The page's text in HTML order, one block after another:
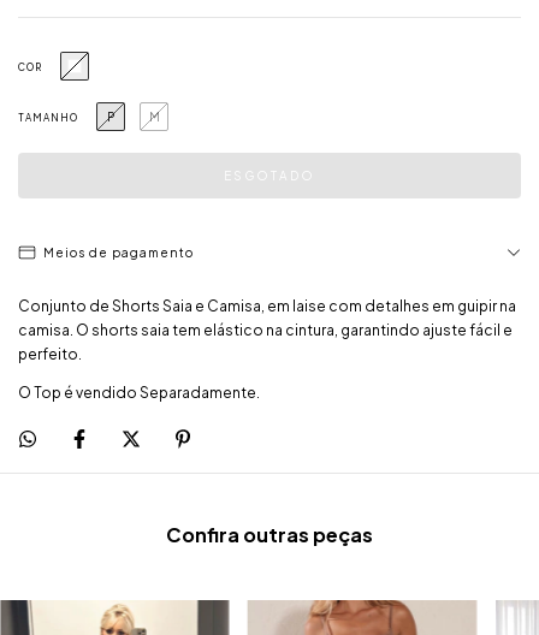
COR
TAMANHO P M
Meios de pagamento
Conjunto de Shorts Saia e Camisa, em laise com detalhes em guipir na
camisa. O shorts saia tem elástico na cintura, garantindo ajuste fácil e
perfeito.
O Top é vendido Separadamente.
Confira outras peças